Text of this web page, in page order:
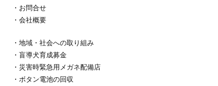
・お問合せ
・会社概要
・地域・社会への取り組み
・盲導犬育成募金
・災害時緊急用メガネ配備店
・ボタン電池の回収